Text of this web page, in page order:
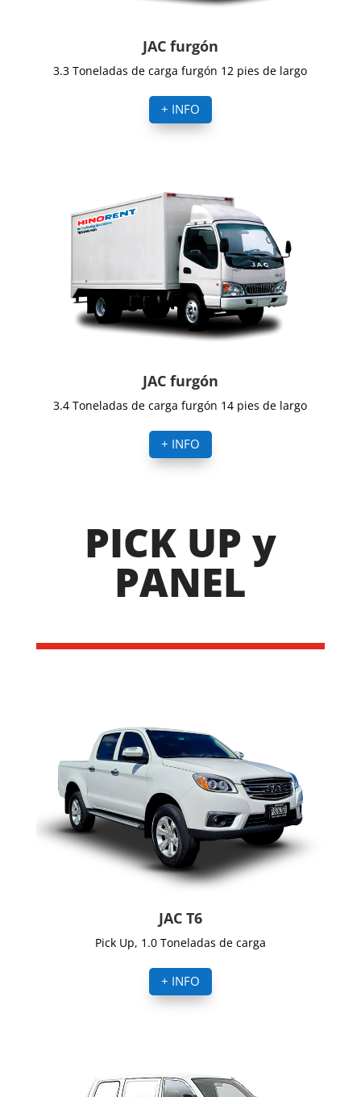
JAC furgón
3.3 Toneladas de carga furgón 12 pies de largo
+ INFO
JAC furgón
3.4 Toneladas de carga furgón 14 pies de largo
+ INFO
PICK UP y
PANEL
JAC T6
Pick Up, 1.0 Toneladas de carga
+ INFO